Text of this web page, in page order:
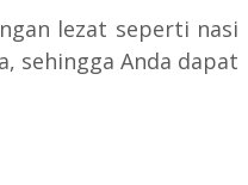
lezat seperti nasi
sehingga Anda dapat